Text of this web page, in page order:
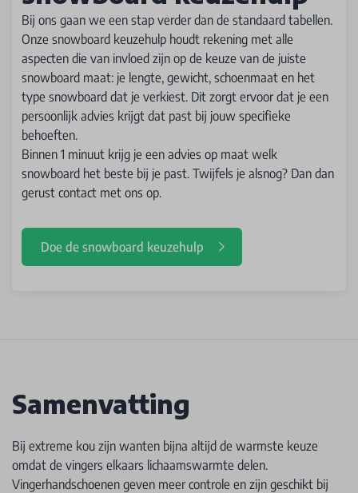
Bij ons gaan we een stap verder dan de standaard tabellen.
Onze snowboard keuzehulp houdt rekening met alle
aspecten die van invloed zijn op de keuze van de juiste
snowboard maat: je lengte, gewicht, schoenmaat en het
type snowboard dat je verkiest. Dit zorgt ervoor dat je een
persoonlijk advies krijgt dat past bij jouw specifieke
behoeften.
Binnen 1 minuut krijg je een advies op maat welk
snowboard het beste bij je past. Twijfels je alsnog? Dan dan
gerust contact met ons op.
Doe de snowboard keuzehulp
Samenvatting
Bij extreme kou zijn wanten bijna altijd de warmste keuze
omdat de vingers elkaars lichaamswarmte delen.
Vingerhandschoenen geven meer controle en zijn geschikt bij